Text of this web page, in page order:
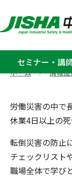
セミナー・講
転倒災
転倒災
ホーム >情報
労働災害の中で
休業4日以上の
転倒災害の防止
チェックリスト
職場全体で学び